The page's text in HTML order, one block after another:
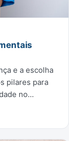
e a escolha
pilares para
no…